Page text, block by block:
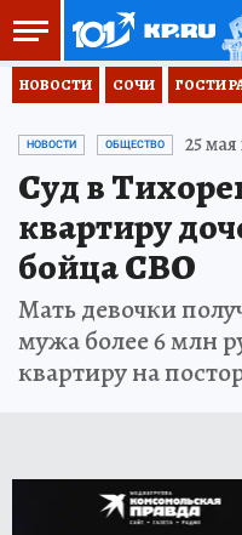
НОВОСТИ СОЧИ ГОСТИ
НОВОСТИ ОБЩЕСТВО 25 мая
Суд в
квартиру
бойца СВО
Мать девочки
мужа более 6 млн
квартиру на